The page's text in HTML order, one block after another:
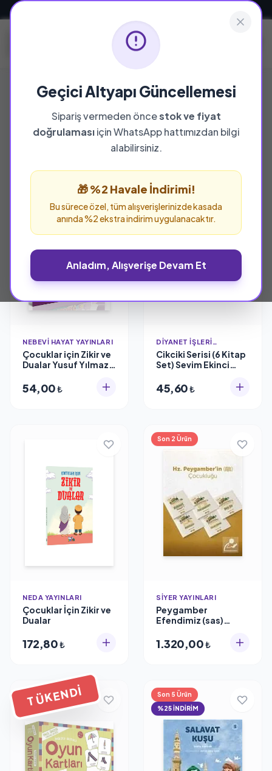
Geçici Altyapı Güncellemesi
Sipariş vermeden öncestok ve fiyat
doğrulamasıiçin WhatsApp hattımızdan bilgi
alabilirsiniz.
🎁 %2 Havale İndirimi!
Bu sürece özel, tüm alışverişlerinizde kasada
anında %2 ekstra indirim uygulanacaktır.
Anladım, Alışverişe Devam Et
Çocuk Kitapları
Bu kategoride toplam2012ürün bulunuyor.
NEBEVI HAYAT YAYINLARI
Çocuklar için Zikir ve
Dualar Yusuf Yılmaz
54,00₺
DIYANET İŞLERI
BAŞKANLIĞI YAYINLARI
Cikciki Serisi (6 Kitap
Set) Sevim Ekinci
Başkanlığı
45,60₺
NEDA YAYINLARI
Çocuklar İçin Zikir ve
Dualar
172,80₺
Son 2 Ürün
SIYER YAYINLARI
Peygamber
Efendimiz (sas)
Muhammed Emin
Yıldırım
1.320,00₺
TÜKENDI
Son 5 Ürün
%25 İNDİRİM